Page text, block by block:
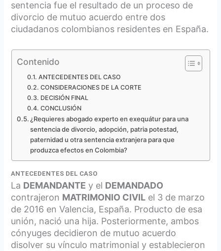
sentencia fue el resultado de un proceso de
divorcio de mutuo acuerdo entre dos
ciudadanos colombianos residentes en España.
Contenido
ANTECEDENTES DEL CASO
CONSIDERACIONES DE LA CORTE
DECISIÓN FINAL
CONCLUSIÓN
¿Requieres abogado experto en exequátur para una
sentencia de divorcio, adopción, patria potestad,
paternidad u otra sentencia extranjera para que
produzca efectos en Colombia?
ANTECEDENTES DEL CASO
La DEMANDANTE y el DEMANDADO
contrajeron MATRIMONIO CIVIL el 3 de marzo
de 2016 en Valencia, España. Producto de esa
unión, nació una hija. Posteriormente, ambos
cónyuges decidieron de mutuo acuerdo
disolver su vínculo matrimonial y establecieron